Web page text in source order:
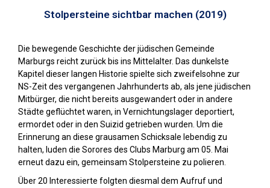
Stolpersteine sichtbar machen (2019)
Die bewegende Geschichte der jüdischen Gemeinde
Marburgs reicht zurück bis ins Mittelalter. Das dunkelste
Kapitel dieser langen Historie spielte sich zweifelsohne zur
NS-Zeit des vergangenen Jahrhunderts ab, als jene jüdischen
Mitbürger, die nicht bereits ausgewandert oder in andere
Städte geflüchtet waren, in Vernichtungslager deportiert,
ermordet oder in den Suizid getrieben wurden. Um die
Erinnerung an diese grausamen Schicksale lebendig zu
halten, luden die Sorores des Clubs Marburg am 05. Mai
erneut dazu ein, gemeinsam Stolpersteine zu polieren.
Über 20 Interessierte folgten diesmal dem Aufruf und